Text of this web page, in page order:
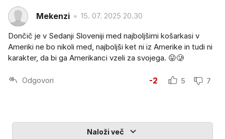
Mekenzi 15. 07. 2025 20.30
Dončič je v Sedanji Sloveniji med najboljšimi košarkasi v
Ameriki ne bo nikoli med, najboljši ket ni iz Amerike in tudi ni
karakter, da bi ga Amerikanci vzeli za svojega. 😛🥲
Odgovori -2 5 7
Naloži več